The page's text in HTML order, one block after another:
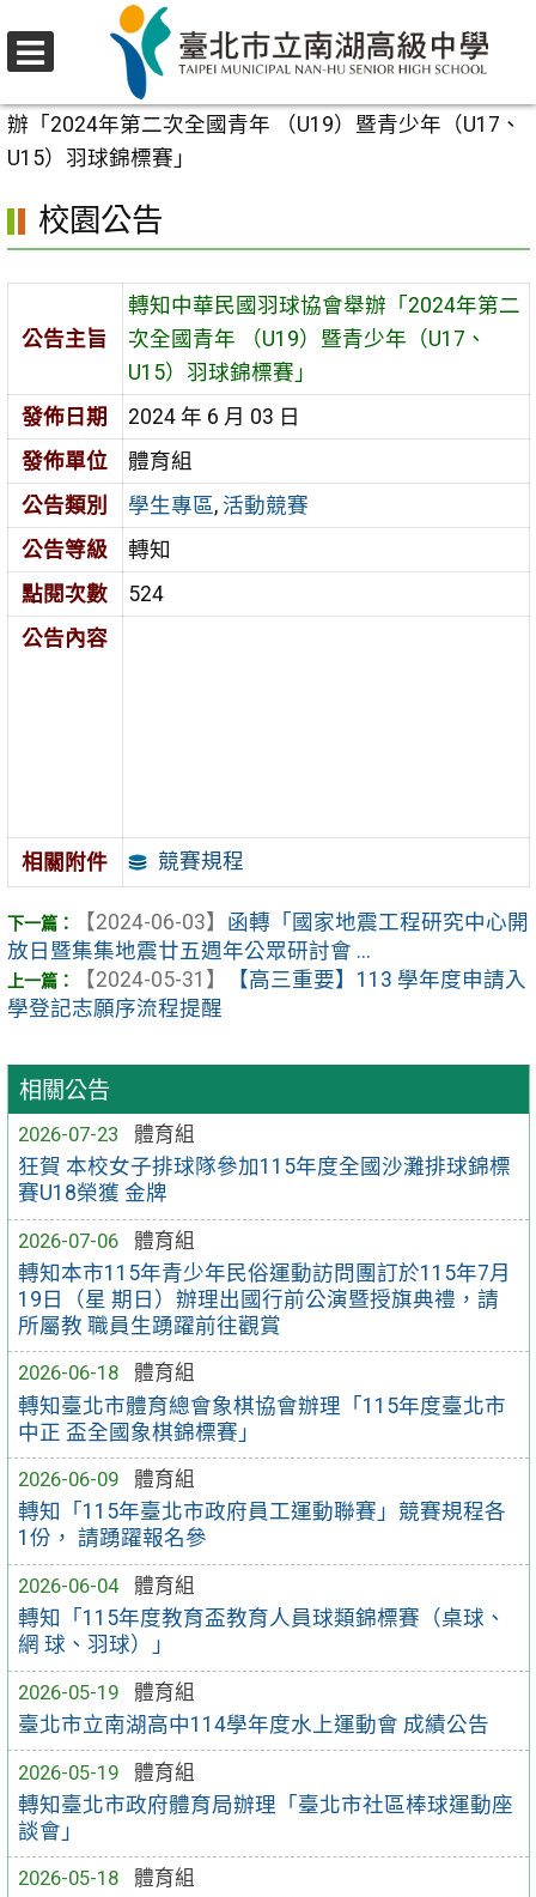
至
要
內
校園公告
辦「2024年第二次全國青年 （U19）暨青少年（U17、
U15）羽球錦標賽」
相關公告
2026-07-23
體育組
狂賀 本校女子排球隊參加115年度全國沙灘排球錦標
賽U18榮獲 金牌
2026-07-06
體育組
轉知本市115年青少年民俗運動訪問團訂於115年7月
19日（星 期日）辦理出國行前公演暨授旗典禮，請
所屬教 職員生踴躍前往觀賞
2026-06-18
體育組
轉知臺北市體育總會象棋協會辦理「115年度臺北市
中正 盃全國象棋錦標賽」
2026-06-09
體育組
轉知「115年臺北市政府員工運動聯賽」競賽規程各
1份， 請踴躍報名參
2026-06-04
體育組
轉知「115年度教育盃教育人員球類錦標賽（桌球、
網 球、羽球）」
2026-05-19
體育組
臺北市立南湖高中114學年度水上運動會 成績公告
2026-05-19
體育組
轉知臺北市政府體育局辦理「臺北市社區棒球運動座
談會」
2026-05-18
體育組
校園公告
公告主旨
轉知中華民國羽球協會舉辦「2024年第二
次全國青年 （U19）暨青少年（U17、
U15）羽球錦標賽」
發佈日期
2024 年 6 月 03 日
發佈單位
體育組
公告類別
學生專區, 活動競賽
公告等級
轉知
點閱次數
524
公告內容
相關附件 競賽規程
【2024-06-03】 函轉「國家地震工程研究中心開
放日暨集集地震廿五週年公眾研討會 ...
【2024-05-31】
【高三重要】113 學年度申請入
學登記志願序流程提醒
選
單